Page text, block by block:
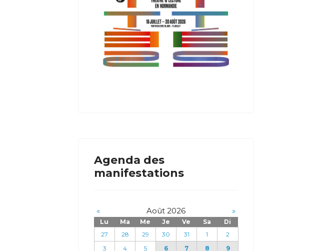
Agenda des
manifestations
« Août 2026 »
Lu Ma Me Je Ve Sa
Di
27
28 29 30 31 1
2
3
4 5 6 7 8
9